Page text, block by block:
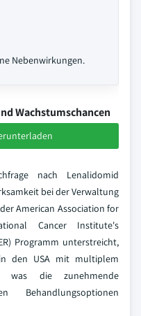
Nebenwirkungen.
Wachstumschancen
nach Lenalidomid
bei der Verwaltung
American Association for
Cancer Institute's
Programm unterstreicht,
den USA mit multiplem
was die zunehmende
Behandlungsoptionen